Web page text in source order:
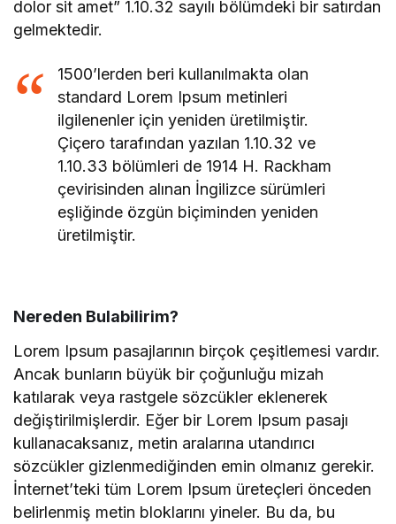
dolor sit amet” 1.10.32 sayılı bölümdeki bir satırdan
gelmektedir.
1500’lerden beri kullanılmakta olan
standard Lorem Ipsum metinleri
ilgilenenler için yeniden üretilmiştir.
Çiçero tarafından yazılan 1.10.32 ve
1.10.33 bölümleri de 1914 H. Rackham
çevirisinden alınan İngilizce sürümleri
eşliğinde özgün biçiminden yeniden
üretilmiştir.
Nereden Bulabilirim?
Lorem Ipsum pasajlarının birçok çeşitlemesi vardır.
Ancak bunların büyük bir çoğunluğu mizah
katılarak veya rastgele sözcükler eklenerek
değiştirilmişlerdir. Eğer bir Lorem Ipsum pasajı
kullanacaksanız, metin aralarına utandırıcı
sözcükler gizlenmediğinden emin olmanız gerekir.
İnternet’teki tüm Lorem Ipsum üreteçleri önceden
belirlenmiş metin bloklarını yineler. Bu da, bu